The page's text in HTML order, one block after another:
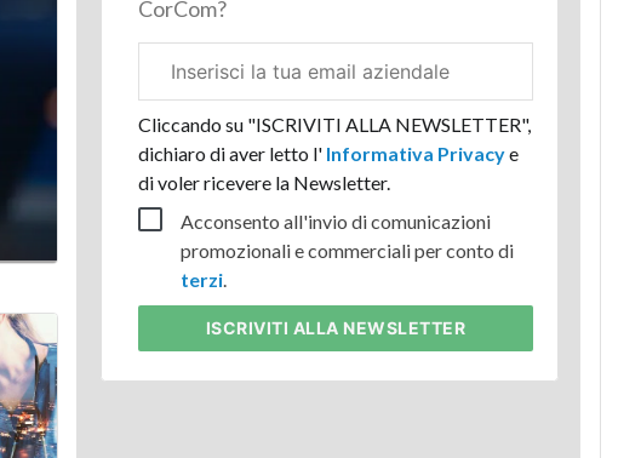
CorCom?
aziendale
Cliccando su "ISCRIVITI ALLA NEWSLETTER",
dichiaro di aver letto l'Informativa Privacye
di voler ricevere la Newsletter.
Acconsento all'invio di comunicazioni
promozionali e commerciali per conto di
terzi.
ISCRIVITI ALLA NEWSLETTER